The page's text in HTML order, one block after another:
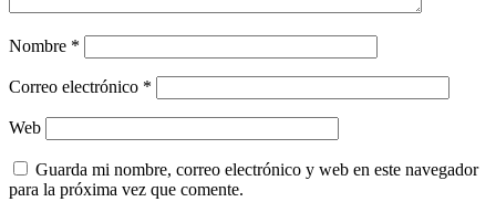
Nombre *
Correo electrónico *
Web
Guarda mi nombre, correo electrónico y web en este navegador
para la próxima vez que comente.